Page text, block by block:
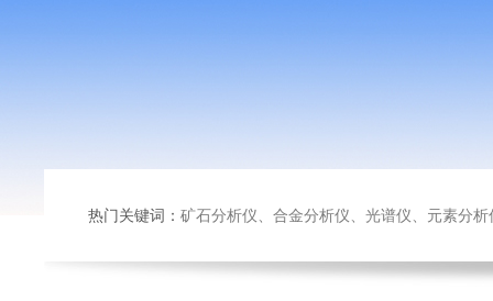
热门关键词： 矿石分析仪、合金分析仪、光谱仪、元素分析